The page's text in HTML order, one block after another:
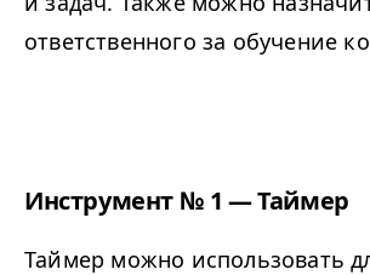
ответственного за обучение
Инструмент № 1 — Таймер
Таймер можно использовать